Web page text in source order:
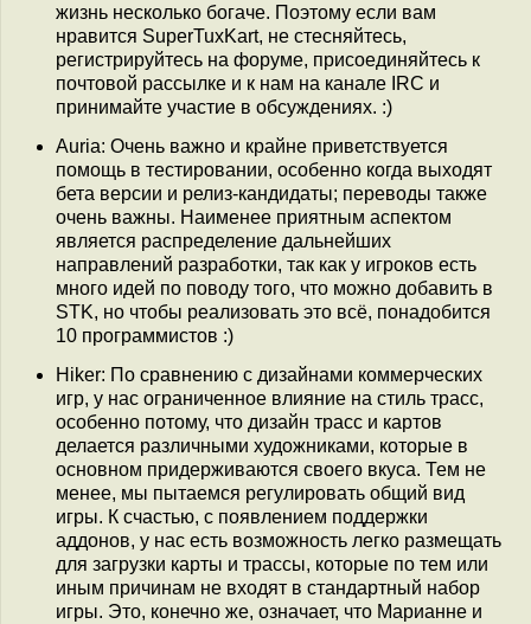
жизнь несколько богаче. Поэтому если вам
нравится SuperTuxKart, не стесняйтесь,
регистрируйтесь на форуме, присоединяйтесь к
почтовой рассылке и к нам на канале IRC и
принимайте участие в обсуждениях. :)
Auria: Очень важно и крайне приветствуется
помощь в тестировании, особенно когда выходят
бета версии и релиз-кандидаты; переводы также
очень важны. Наименее приятным аспектом
является распределение дальнейших
направлений разработки, так как у игроков есть
много идей по поводу того, что можно добавить в
STK, но чтобы реализовать это всё, понадобится
10 программистов :)
Hiker: По сравнению с дизайнами коммерческих
игр, у нас ограниченное влияние на стиль трасс,
особенно потому, что дизайн трасс и картов
делается различными художниками, которые в
основном придерживаются своего вкуса. Тем не
менее, мы пытаемся регулировать общий вид
игры. К счастью, с появлением поддержки
аддонов, у нас есть возможность легко размещать
для загрузки карты и трассы, которые по тем или
иным причинам не входят в стандартный набор
игры. Это, конечно же, означает, что Марианне и